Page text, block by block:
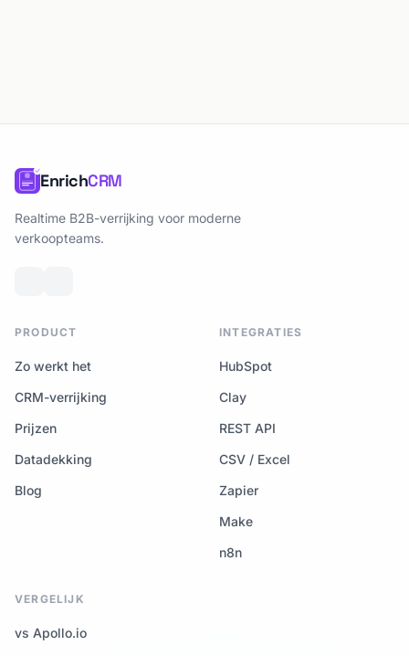
EnrichCRM
Realtime B2B-verrijking voor moderne
verkoopteams.
PRODUCT
Zo werkt het
CRM-verrijking
Prijzen
Datadekking
Blog
INTEGRATIES
HubSpot
Clay
REST API
CSV / Excel
Zapier
Make
n8n
VERGELIJK
vs Apollo.io